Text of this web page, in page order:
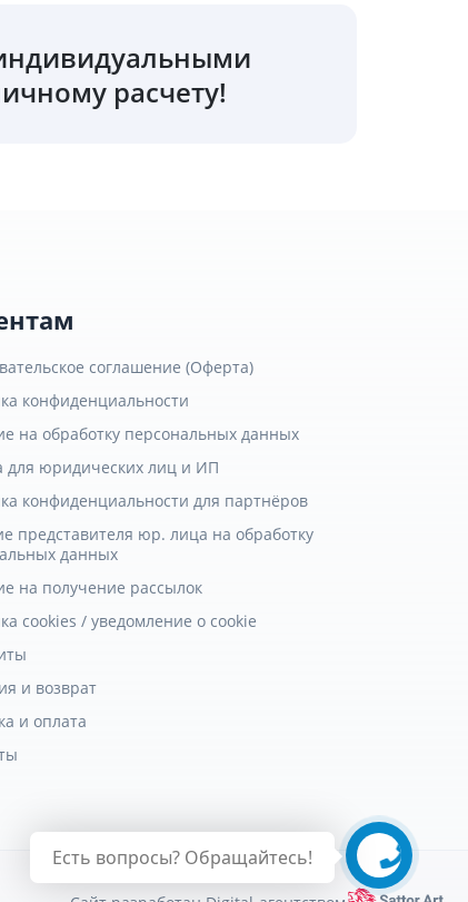
Есть вопросы? Обращайтесь!
расчету!
соглашение (Оферта)
конфиденциальности
на обработку персональных данных
для юридических лиц и ИП
конфиденциальности для партнёров
представителя юр. лица на обработку
данных
на получение рассылок
cookies / уведомление о cookie
и возврат
и оплата